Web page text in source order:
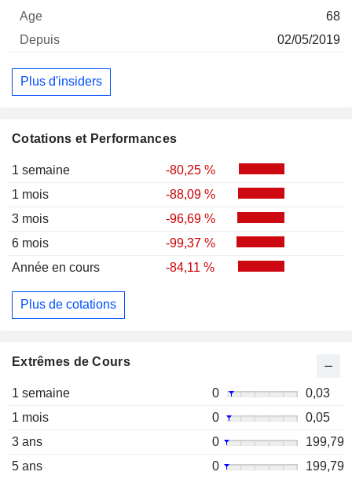
Cotations et Performances
1 semaine
-80,25 %
1 mois
-88,09 %
3 mois
-96,69 %
6 mois
-99,37 %
Année en cours
-84,11 %
Plus de cotations
Extrêmes de Cours
1 semaine 0
0,03
1 mois
0
0,05
3 ans
0
199,79
5 ans
0 199,79
68
02/05/2019
Plus d'insiders